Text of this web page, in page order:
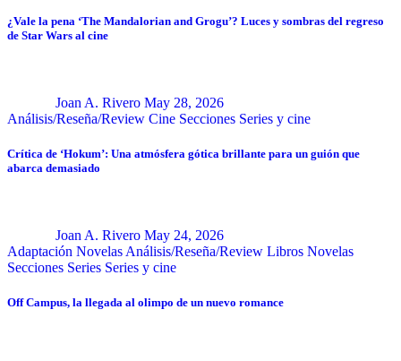
¿Vale la pena ‘The Mandalorian and Grogu’? Luces y sombras del regreso
de Star Wars al cine
Joan A. Rivero May 28, 2026
Análisis/Reseña/Review Cine Secciones Series y cine
Crítica de ‘Hokum’: Una atmósfera gótica brillante para un guión que
abarca demasiado
Joan A. Rivero May 24, 2026
Adaptación Novelas Análisis/Reseña/Review Libros Novelas
Secciones Series Series y cine
Off Campus, la llegada al olimpo de un nuevo romance